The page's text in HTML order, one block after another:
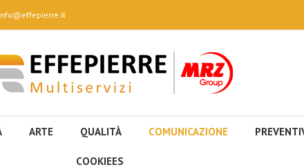
ARTE QUALITÀ COMUNICAZIONE
COOKIEES